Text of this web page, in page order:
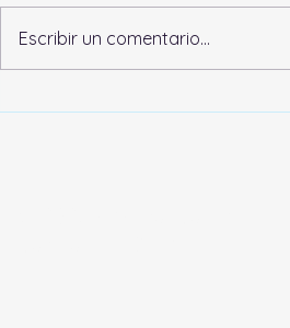
qué Coca-Cola sigue
invirtiendo millones en
Escribir un comentario...